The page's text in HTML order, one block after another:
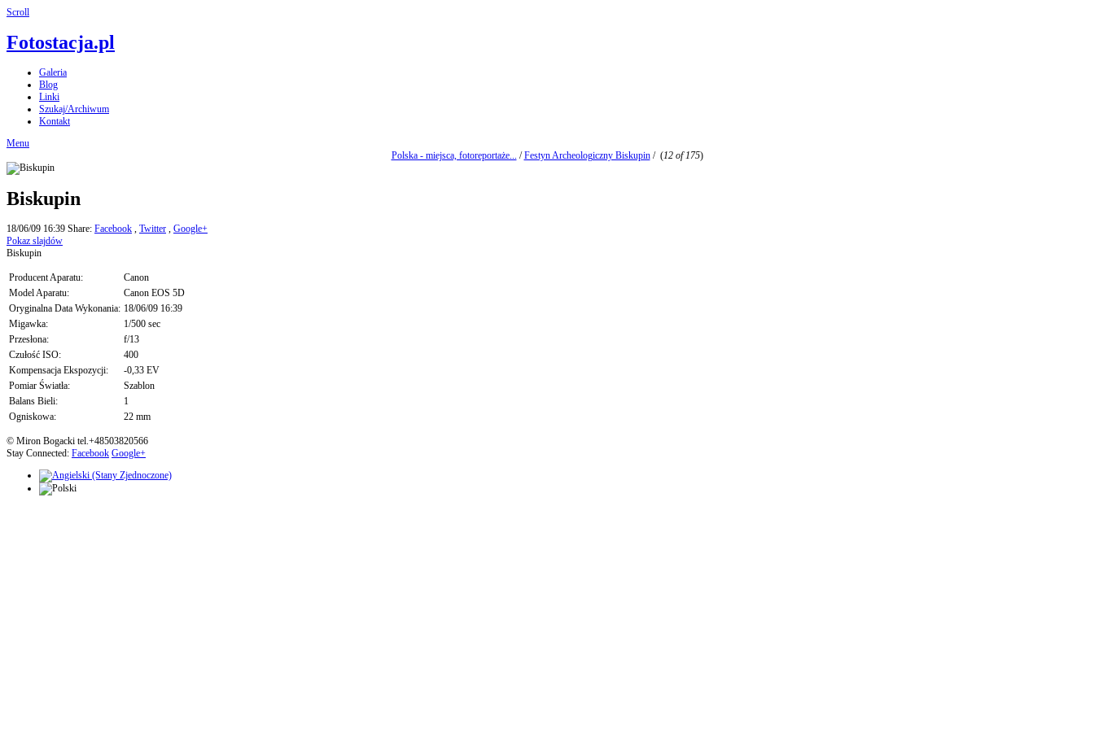
Scroll
Fotostacja.pl
Galeria
Blog
Linki
Szukaj/Archiwum
Kontakt
Menu
Polska - miejsca, fotoreportaże... /Festyn Archeologiczny Biskupin/ (12 of 175)
Biskupin
18/06/09 16:39 Share: Facebook , Twitter , Google+
Pokaz slajdów
Biskupin
Producent Aparatu:
Canon
Model Aparatu:
Canon EOS 5D
Oryginalna Data Wykonania: 18/06/09 16:39
Migawka:
1/500 sec
Przesłona:
f/13
Czułość ISO:
400
Kompensacja Ekspozycji:
-0,33 EV
Pomiar Światła:
Szablon
Balans Bieli:
1
Ogniskowa:
22 mm
© Miron Bogacki tel.+48503820566
Stay Connected: Facebook Google+